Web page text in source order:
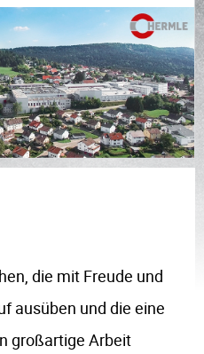
die mit Freude und
ausüben und die eine
großartige Arbeit